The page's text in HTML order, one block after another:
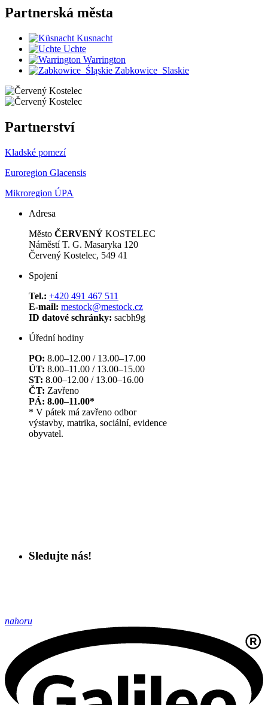
Partnerská města
Kusnacht
Uchte
Warrington
Zabkowice_Slaskie
Partnerství
Kladské pomezí
Euroregion Glacensis
Mikroregion ÚPA
Adresa
Město ČERVENÝ KOSTELEC
Náměstí T. G. Masaryka 120
Červený Kostelec, 549 41
Spojení
Tel.: +420 491 467 511
E-mail: mestock@mestock.cz
ID datové schránky: sacbh9g
Úřední hodiny
PO: 8.00–12.00 / 13.00–17.00
ÚT: 8.00–11.00 / 13.00–15.00
ST: 8.00–12.00 / 13.00–16.00
ČT: Zavřeno
PÁ: 8.00–11.00*
* V pátek má zavřeno odbor
výstavby, matrika, sociální, evidence
obyvatel.
Sledujte nás!
nahoru